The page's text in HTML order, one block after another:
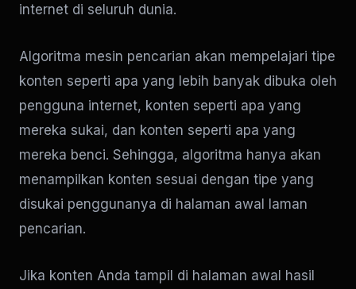
internet di seluruh dunia.
Algoritma mesin pencarian akan mempelajari tipe
konten seperti apa yang lebih banyak dibuka oleh
pengguna internet, konten seperti apa yang
mereka sukai, dan konten seperti apa yang
mereka benci. Sehingga, algoritma hanya akan
menampilkan konten sesuai dengan tipe yang
disukai penggunanya di halaman awal laman
pencarian.
Jika konten Anda tampil di halaman awal hasil